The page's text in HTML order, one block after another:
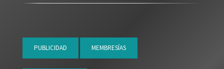
PUBLICIDAD MEMBRESÍAS